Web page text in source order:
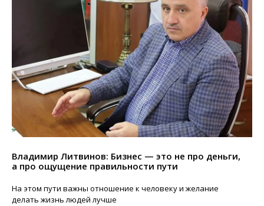
Владимир Литвинов: Бизнес — это не про деньги,
а про ощущение правильности пути
На этом пути важны отношение к человеку и желание
делать жизнь людей лучше